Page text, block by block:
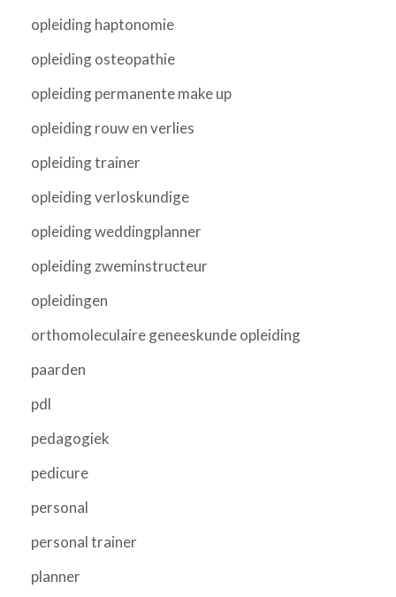
opleiding haptonomie
opleiding osteopathie
opleiding permanente make up
opleiding rouw en verlies
opleiding trainer
opleiding verloskundige
opleiding weddingplanner
opleiding zweminstructeur
opleidingen
orthomoleculaire geneeskunde opleiding
paarden
pdl
pedagogiek
pedicure
personal
personal trainer
planner